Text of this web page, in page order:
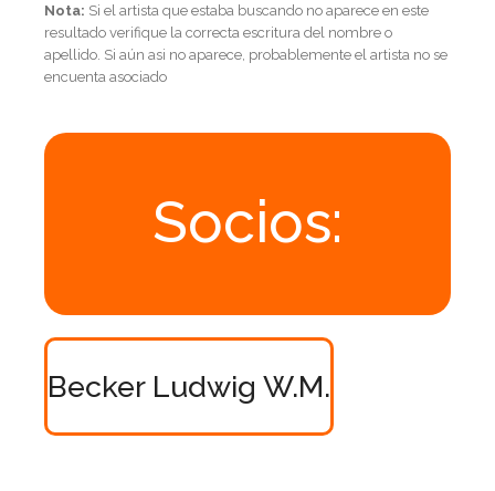
Nota: Si el artista que estaba buscando no aparece en este
resultado verifique la correcta escritura del nombre o
apellido. Si aún asi no aparece, probablemente el artista no se
encuenta asociado
Socios:
Becker Ludwig W.M.